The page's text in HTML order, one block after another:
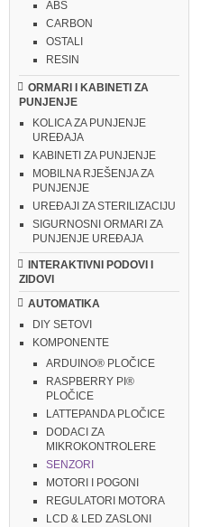
ABS
CARBON
OSTALI
RESIN
ORMARI I KABINETI ZA
PUNJENJE
KOLICA ZA PUNJENJE
UREĐAJA
KABINETI ZA PUNJENJE
MOBILNA RJEŠENJA ZA
PUNJENJE
UREĐAJI ZA STERILIZACIJU
SIGURNOSNI ORMARI ZA
PUNJENJE UREĐAJA
INTERAKTIVNI PODOVI I
ZIDOVI
AUTOMATIKA
DIY SETOVI
KOMPONENTE
ARDUINO® PLOČICE
RASPBERRY PI®
PLOČICE
LATTEPANDA PLOČICE
DODACI ZA
MIKROKONTROLERE
SENZORI
MOTORI I POGONI
REGULATORI MOTORA
LCD & LED ZASLONI